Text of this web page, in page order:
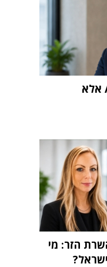
"האתגר הגדול אינו ה-AI אלא
הזר: מי